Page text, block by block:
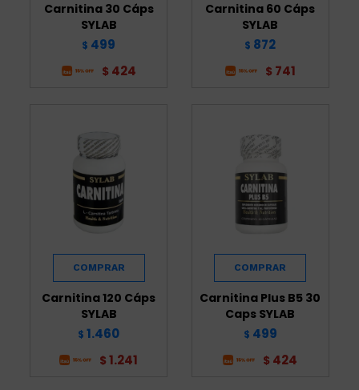
Carnitina 30 Cáps
SYLAB
$ 499
$ 424
Carnitina 60 Cáps
SYLAB
$ 872
$ 741
Carnitina 120 Cáps
SYLAB
$ 1.460
$ 1.241
Carnitina Plus B5 30
Caps SYLAB
$ 499
$ 424